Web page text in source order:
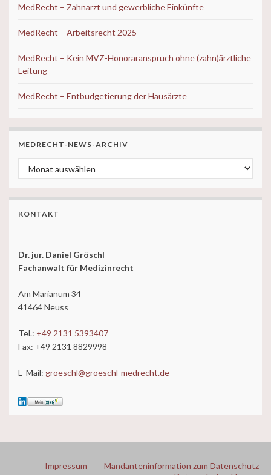
MedRecht – Zahnarzt und gewerbliche Einkünfte
MedRecht – Arbeitsrecht 2025
MedRecht – Kein MVZ-Honoraranspruch ohne (zahn)ärztliche
Leitung
MedRecht – Entbudgetierung der Hausärzte
MEDRECHT-NEWS-ARCHIV
MedRecht-News-ARCHIV
KONTAKT
Dr. jur. Daniel Gröschl
Fachanwalt für Medizinrecht
Am Marianum 34
41464 Neuss
Tel.: +49 2131 5393407
Fax: +49 2131 8829998
E-Mail: groeschl@groeschl-medrecht.de
Impressum
Mandanteninformation zum Datenschutz